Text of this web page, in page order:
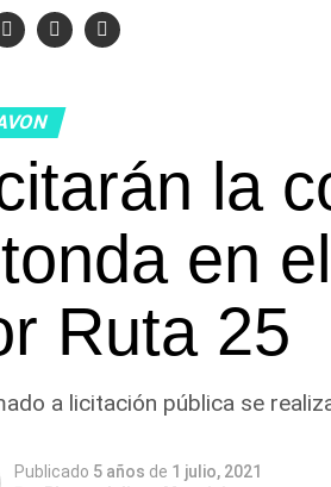
la
en
Ruta 25
a licitación pública se
Publicado 5 años de 1 julio, 2021